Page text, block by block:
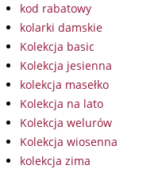
kod rabatowy
kolarki damskie
Kolekcja basic
Kolekcja jesienna
kolekcja masełko
Kolekcja na lato
Kolekcja welurów
Kolekcja wiosenna
kolekcja zima